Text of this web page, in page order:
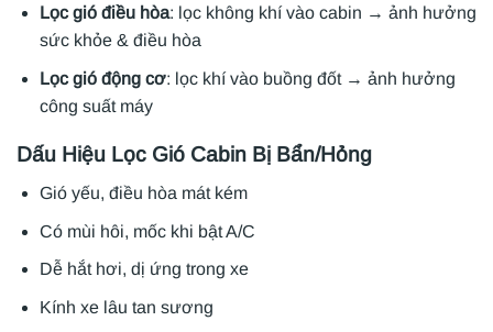
Lọc gió điều hòa: lọc không khí vào cabin → ảnh hưởng
sức khỏe & điều hòa
Lọc gió động cơ: lọc khí vào buồng đốt → ảnh hưởng
công suất máy
Dấu Hiệu Lọc Gió Cabin Bị Bẩn/Hỏng
Gió yếu, điều hòa mát kém
Có mùi hôi, mốc khi bật A/C
Dễ hắt hơi, dị ứng trong xe
Kính xe lâu tan sương